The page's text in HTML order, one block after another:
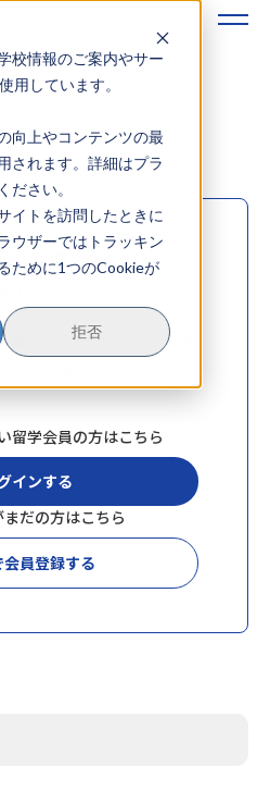
校情報のご案内やサー
用しています。
向上やコンテンツの最
されます。詳細はプラ
ださい。
イトを訪問したときに
ウザーではトラッキン
ために1つのCookieが
拒否
すめかた
ログイン
ンロード
ダウンロードが簡
資料ダウンロードに必要
留学会員の方はこちら
インする
だの方はこちら
員登録する